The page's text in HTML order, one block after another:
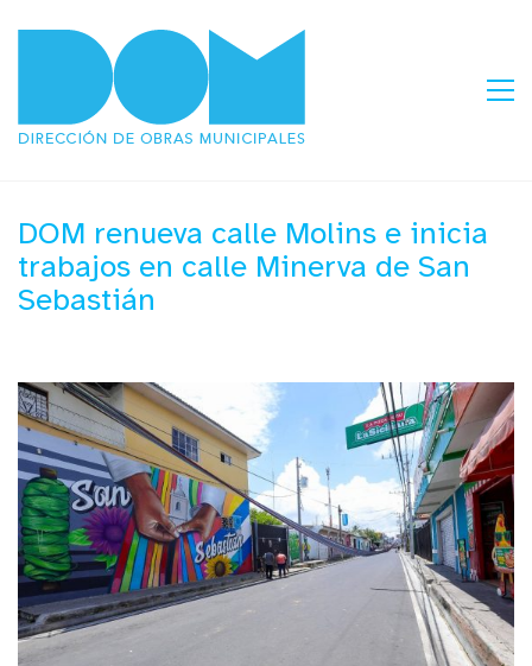
DOM renueva calle Molins e inicia
trabajos en calle Minerva de San
Sebastián